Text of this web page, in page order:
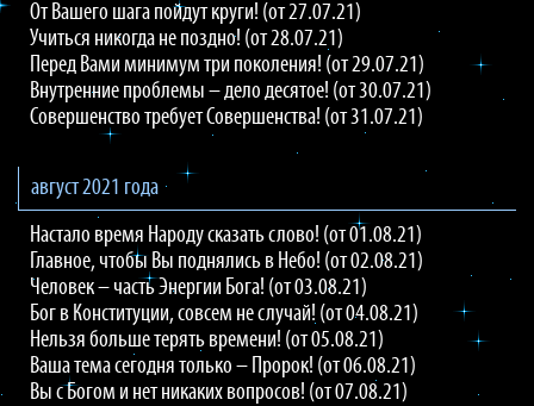
От Вашего шага пойдут круги! (от 27.07.21)
Учиться никогда не поздно! (от 28.07.21)
Перед Вами минимум три поколения! (от 29.07.21)
Внутренние проблемы – дело десятое! (от 30.07.21)
Совершенство требует Совершенства! (от 31.07.21)
август 2021 года
Настало время Народу сказать слово! (от 01.08.21)
Главное, чтобы Вы поднялись в Небо! (от 02.08.21)
Человек – часть Энергии Бога! (от 03.08.21)
Бог в Конституции, совсем не случай! (от 04.08.21)
Нельзя больше терять времени! (от 05.08.21)
Ваша тема сегодня только – Пророк! (от 06.08.21)
Вы с Богом и нет никаких вопросов! (от 07.08.21)